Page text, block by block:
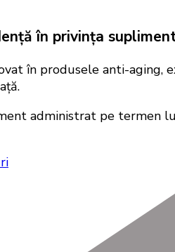
în privința
în produsele anti-
administrat pe termen